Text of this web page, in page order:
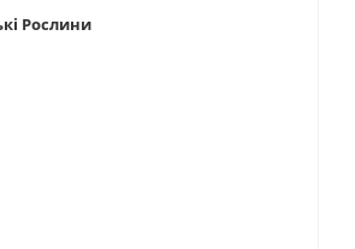
Рослини